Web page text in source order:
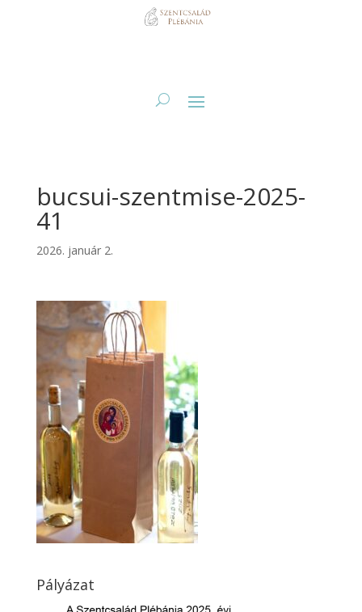
bucsui-szentmise-2025-
41
2026. január 2.
Pályázat